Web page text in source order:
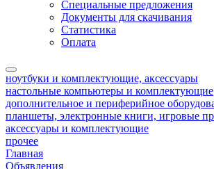
Специальные предложения
Документы для скачивания
Статистика
Оплата
ноутбуки и комплектующие, аксессуары
настольные компьютеры и комплектующие
дополнительное и периферийное
планшеты, электронные книги, игровые
аксессуары и комплектующие
прочее
Главная
Объявления